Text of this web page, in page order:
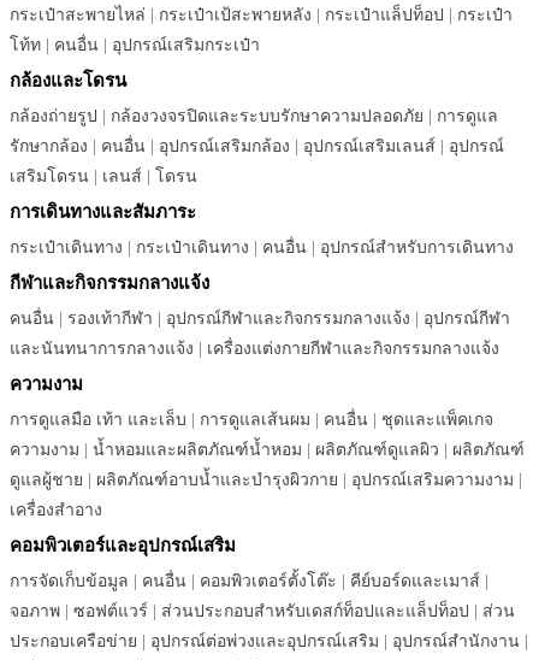
กระเป๋าสะพายไหล่ | กระเป๋าเป้สะพายหลัง | กระเป๋าแล็ปท็อป | กระเป๋า
โท้ท | คนอื่น | อุปกรณ์เสริมกระเป๋า
กล้องและโดรน
กล้องถ่ายรูป | กล้องวงจรปิดและระบบรักษาความปลอดภัย | การดูแล
รักษากล้อง | คนอื่น | อุปกรณ์เสริมกล้อง | อุปกรณ์เสริมเลนส์ | อุปกรณ์
เสริมโดรน | เลนส์ | โดรน
การเดินทางและสัมภาระ
กระเป๋าเดินทาง | กระเป๋าเดินทาง | คนอื่น | อุปกรณ์สำหรับการเดินทาง
กีฬาและกิจกรรมกลางแจ้ง
คนอื่น | รองเท้ากีฬา | อุปกรณ์กีฬาและกิจกรรมกลางแจ้ง | อุปกรณ์กีฬา
และนันทนาการกลางแจ้ง | เครื่องแต่งกายกีฬาและกิจกรรมกลางแจ้ง
ความงาม
การดูแลมือ เท้า และเล็บ | การดูแลเส้นผม | คนอื่น | ชุดและแพ็คเกจ
ความงาม | น้ำหอมและผลิตภัณฑ์น้ำหอม | ผลิตภัณฑ์ดูแลผิว | ผลิตภัณฑ์
ดูแลผู้ชาย | ผลิตภัณฑ์อาบน้ำและบำรุงผิวกาย | อุปกรณ์เสริมความงาม |
เครื่องสำอาง
คอมพิวเตอร์และอุปกรณ์เสริม
การจัดเก็บข้อมูล | คนอื่น | คอมพิวเตอร์ตั้งโต๊ะ | คีย์บอร์ดและเมาส์ |
จอภาพ | ซอฟต์แวร์ | ส่วนประกอบสำหรับเดสก์ท็อปและแล็ปท็อป | ส่วน
ประกอบเครือข่าย | อุปกรณ์ต่อพ่วงและอุปกรณ์เสริม | อุปกรณ์สำนักงาน |